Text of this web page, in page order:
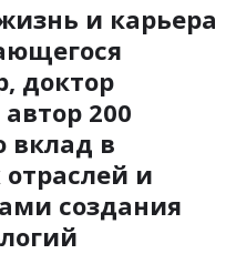
и карьера
доктор
200
вклад в
и
создания